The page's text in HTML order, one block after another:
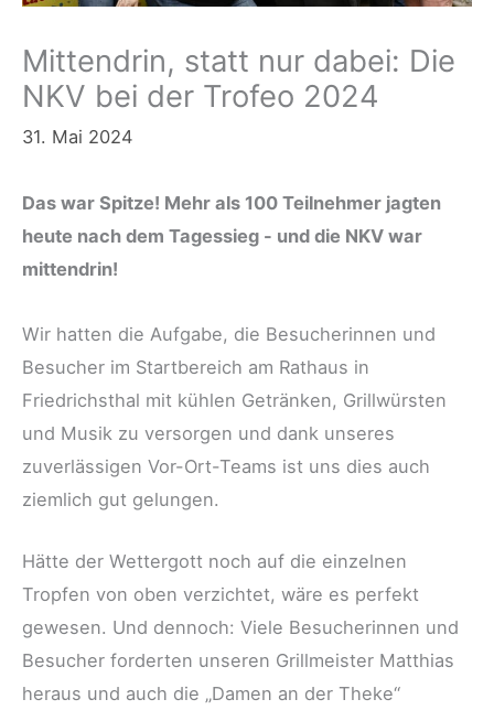
Mittendrin, statt nur dabei: Die
NKV bei der Trofeo 2024
31. Mai 2024
Das war Spitze! Mehr als 100 Teilnehmer jagten
heute nach dem Tagessieg - und die NKV war
mittendrin!
Wir hatten die Aufgabe, die Besucherinnen und
Besucher im Startbereich am Rathaus in
Friedrichsthal mit kühlen Getränken, Grillwürsten
und Musik zu versorgen und dank unseres
zuverlässigen Vor-Ort-Teams ist uns dies auch
ziemlich gut gelungen.
Hätte der Wettergott noch auf die einzelnen
Tropfen von oben verzichtet, wäre es perfekt
gewesen. Und dennoch: Viele Besucherinnen und
Besucher forderten unseren Grillmeister Matthias
heraus und auch die „Damen an der Theke“